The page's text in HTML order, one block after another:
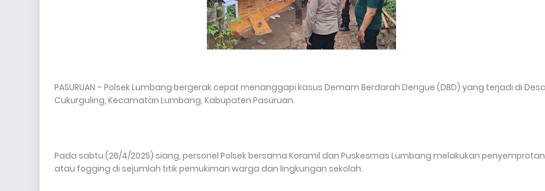
PASURUAN – Polsek Lumbang bergerak cepat menanggapi kasus Demam Berdarah Dengue (DBD) yang terjadi di Desa
Cukurguling, Kecamatan Lumbang, Kabupaten Pasuruan.
Pada sabtu (26/4/2025) siang, personel Polsek bersama Koramil dan Puskesmas Lumbang melakukan penyemprotan
atau fogging di sejumlah titik pemukiman warga dan lingkungan sekolah.